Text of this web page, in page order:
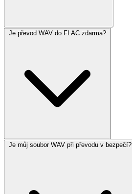
Je převod WAV do FLAC zdarma?
Je můj soubor WAV při převodu v bezpečí?